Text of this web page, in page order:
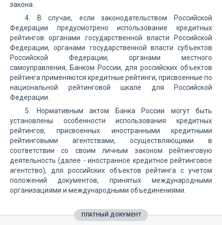
закона.
4. В случае, если законодательством Российской
Федерации предусмотрено использование кредитных
рейтингов органами государственной власти Российской
Федерации, органами государственной власти субъектов
Российской Федерации, органами местного
самоуправления, Банком России, для российских объектов
рейтинга применяются кредитные рейтинги, присвоенные по
национальной рейтинговой шкале для Российской
Федерации.
5. Нормативным актом Банка России могут быть
установлены особенности использования кредитных
рейтингов, присвоенных иностранными кредитными
рейтинговыми агентствами, осуществляющими в
соответствии со своим личным законом рейтинговую
деятельность (далее - иностранное кредитное рейтинговое
агентство), для российских объектов рейтинга с учетом
положений документов, принятых международными
организациями и международными объединениями.
ПЛАТНЫЙ ДОКУМЕНТ